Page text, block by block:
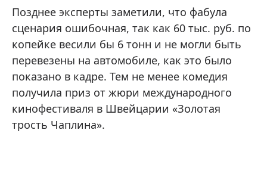
Позднее эксперты заметили, что фабула
сценария ошибочная, так как 60 тыс. руб. по
копейке весили бы 6 тонн и не могли быть
перевезены на автомобиле, как это было
показано в кадре. Тем не менее комедия
получила приз от жюри международного
кинофестиваля в Швейцарии «Золотая
трость Чаплина».